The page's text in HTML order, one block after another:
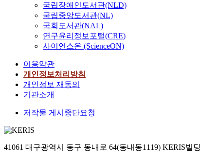
국립장애인도서관(NLD)
국립중앙도서관(NL)
국회도서관(NAL)
연구윤리정보포털(CRE)
사이언스온 (ScienceON)
이용약관
개인정보처리방침
개인정보 재동의
기관소개
저작물 게시중단요청
41061 대구광역시 동구 동내로 64(동내동1119) KERIS빌딩